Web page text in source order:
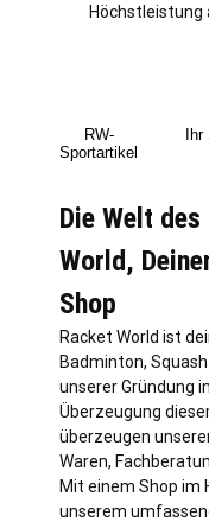
Höchstleistung
RW-
Sportartikel
Die Welt
World,
Shop
Racket World ist
Badminton,
unserer Gründung
Überzeugung
überzeugen
Waren,
Mit einem Shop im
unserem